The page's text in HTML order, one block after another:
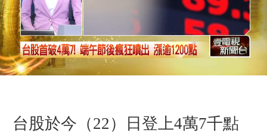
台股於今（22）日登上4萬7千點